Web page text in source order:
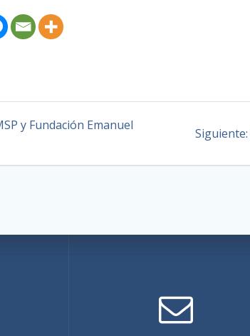
y Fundación Emanuel
Siguiente: